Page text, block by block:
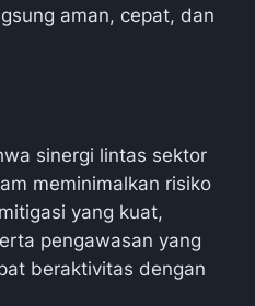
aman, cepat, dan
sinergi lintas sektor
meminimalkan risiko
yang kuat,
pengawasan yang
beraktivitas dengan